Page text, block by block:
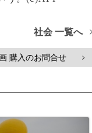
社会 一覧へ
購入のお問合せ >